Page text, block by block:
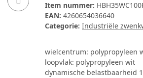
Item nummer:
EAN: 4260654036640
Categorie: Industriële
wielcentrum: polypropyleen
loopvlak: polypropyleen wit
dynamische belastbaarheid